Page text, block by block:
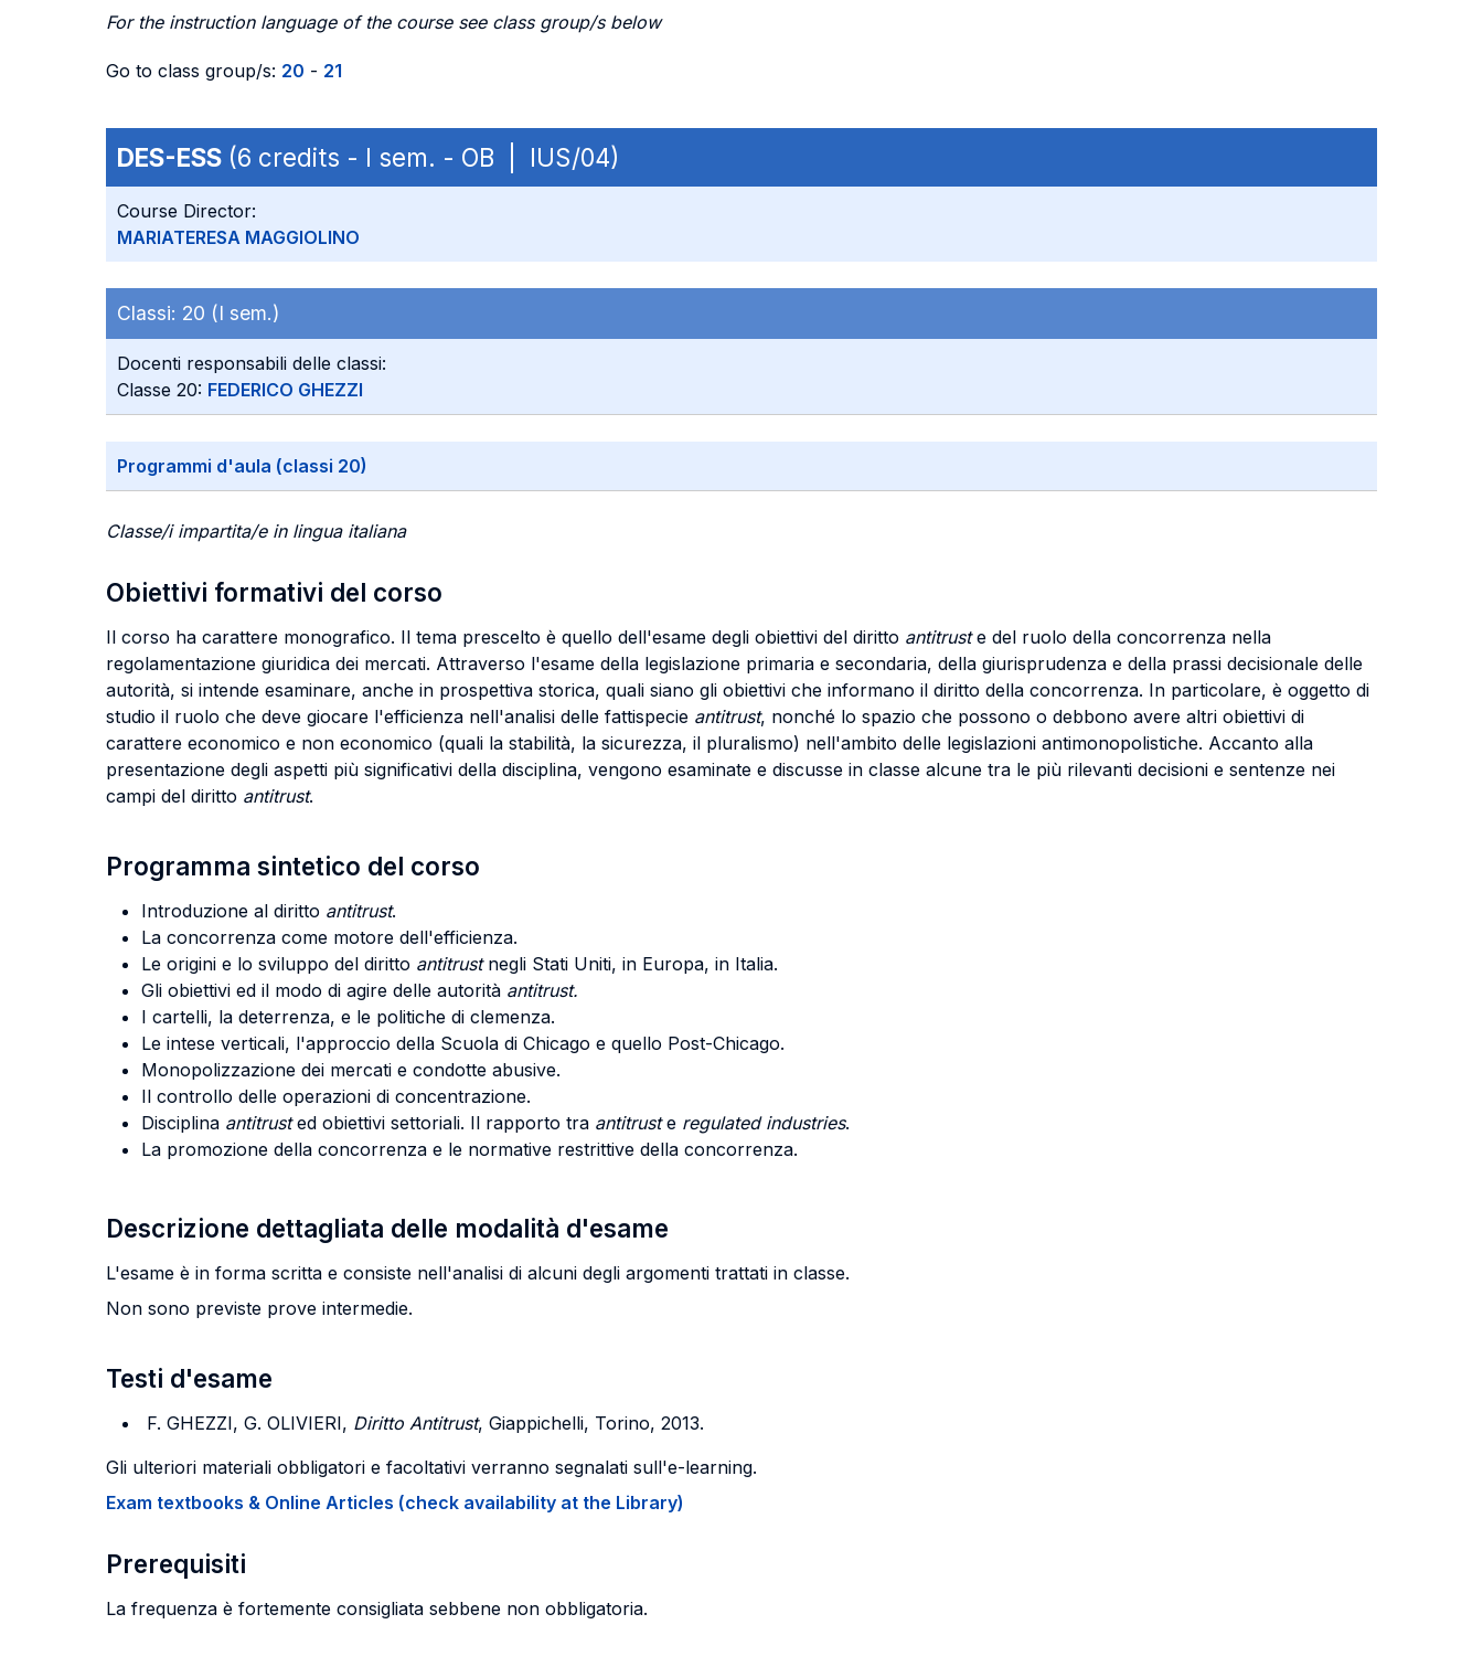
For the instruction language of the course see class group/s below
Go to class group/s: 20 - 21
DES-ESS (6 credits - I sem. - OB | IUS/04)
Course Director:
MARIATERESA MAGGIOLINO
Classi: 20 (I sem.)
Docenti responsabili delle classi:
Classe 20: FEDERICO GHEZZI
Programmi d'aula (classi 20)
Classe/i impartita/e in lingua italiana
Obiettivi formativi del corso
Il corso ha carattere monografico. Il tema prescelto è quello dell'esame degli obiettivi del diritto antitruste del ruolo della concorrenza nella
regolamentazione giuridica dei mercati. Attraverso l'esame della legislazione primaria e secondaria, della giurisprudenza e della prassi decisionale delle
autorità, si intende esaminare, anche in prospettiva storica, quali siano gli obiettivi che informano il diritto della concorrenza. In particolare, è oggetto di
studio il ruolo che deve giocare l'efficienza nell'analisi delle fattispecie antitrust, nonché lo spazio che possono o debbono avere altri obiettivi di
carattere economico e non economico (quali la stabilità, la sicurezza, il pluralismo) nell'ambito delle legislazioni antimonopolistiche. Accanto alla
presentazione degli aspetti più significativi della disciplina, vengono esaminate e discusse in classe alcune tra le più rilevanti decisioni e sentenze nei
campi del diritto antitrust.
Programma sintetico del corso
Introduzione al diritto antitrust.
La concorrenza come motore dell'efficienza.
Le origini e lo sviluppo del diritto antitrustnegli Stati Uniti, in Europa, in Italia.
Gli obiettivi ed il modo di agire delle autorità antitrust.
I cartelli, la deterrenza, e le politiche di clemenza.
Le intese verticali, l'approccio della Scuola di Chicago e quello Post-Chicago.
Monopolizzazione dei mercati e condotte abusive.
Il controllo delle operazioni di concentrazione.
Disciplina antitrusted obiettivi settoriali. Il rapporto tra antitruste regulated industries.
La promozione della concorrenza e le normative restrittive della concorrenza.
Descrizione dettagliata delle modalità d'esame
L'esame è in forma scritta e consiste nell'analisi di alcuni degli argomenti trattati in classe.
Non sono previste prove intermedie.
Testi d'esame
F. GHEZZI, G. OLIVIERI, Diritto Antitrust, Giappichelli, Torino, 2013.
Gli ulteriori materiali obbligatori e facoltativi verranno segnalati sull'e-learning.
Exam textbooks & Online Articles (check availability at the Library)
Prerequisiti
La frequenza è fortemente consigliata sebbene non obbligatoria.